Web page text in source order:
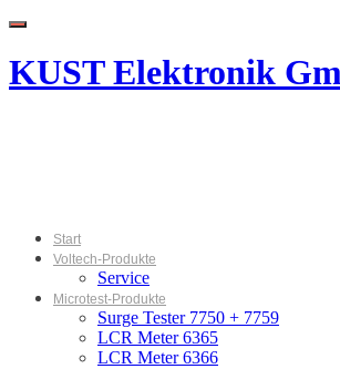
Menu
KUST Elektronik
Start
Voltech-Produkte
Service
Microtest-Produkte
Surge Tester 7750 + 7759
LCR Meter 6365
LCR Meter 6366